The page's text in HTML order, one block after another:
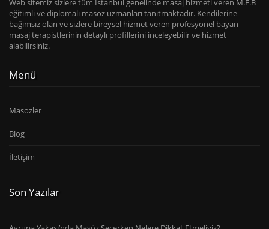
Web sitemiz sizlere tüm İstanbul genelinde masaj hizmeti veren M.E.B
eğitimli ve diplomalı masöz uzmanları tanıtmaktadır. Kendilerine
bağımsız olan ve sizlere bireysel hizmet veren profesyonel bayan
masaj terapistlerinin detaylı profillerini inceleyebilir ve hizmet
alabilirsiniz.
Menü
Masozler
Blog
İletişim
Son Yazılar